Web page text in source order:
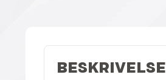
BESKRIVELSE